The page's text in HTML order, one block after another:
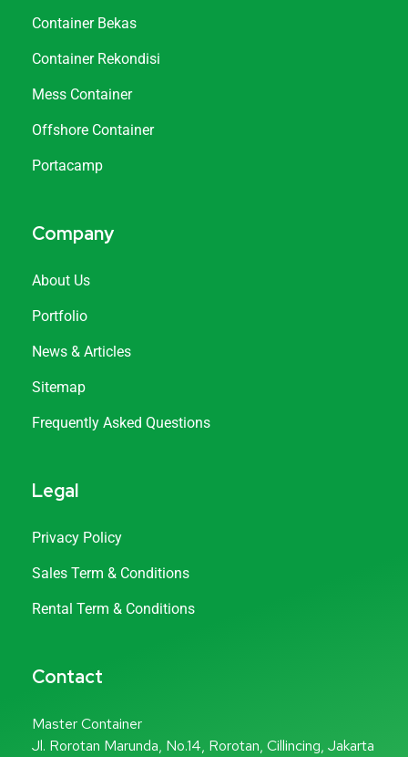
Container Bekas
Container Rekondisi
Mess Container
Offshore Container
Portacamp
Company
About Us
Portfolio
News & Articles
Sitemap
Frequently Asked Questions
Legal
Privacy Policy
Sales Term & Conditions
Rental Term & Conditions
Contact
Master Container
Jl. Rorotan Marunda, No.14, Rorotan, Cillincing, Jakarta